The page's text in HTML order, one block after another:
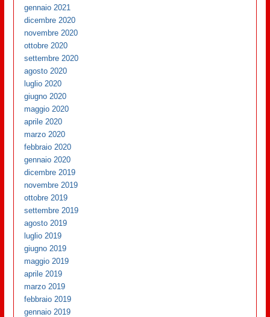
gennaio 2021
dicembre 2020
novembre 2020
ottobre 2020
settembre 2020
agosto 2020
luglio 2020
giugno 2020
maggio 2020
aprile 2020
marzo 2020
febbraio 2020
gennaio 2020
dicembre 2019
novembre 2019
ottobre 2019
settembre 2019
agosto 2019
luglio 2019
giugno 2019
maggio 2019
aprile 2019
marzo 2019
febbraio 2019
gennaio 2019